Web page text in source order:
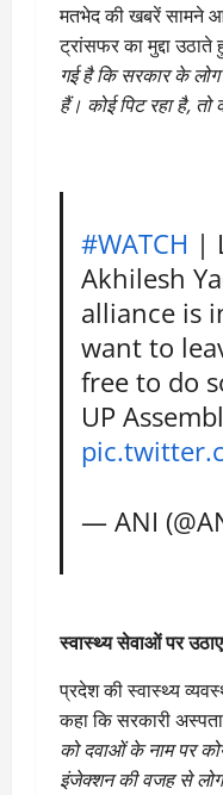
मतभेद की खबरें सामने
ट्रांसफर का मुद्दा उठाते
गई है कि सरकार के
हैं। कोई पिट रहा है, तो
#WATCH |
Akhilesh
alliance is
want to
free to do
UP
— ANI
स्वास्थ्य सेवाओं पर
प्रदेश की स्वास्थ्य
कहा कि सरकारी
को दवाओं के नाम पर
इंजेक्शन की वजह से